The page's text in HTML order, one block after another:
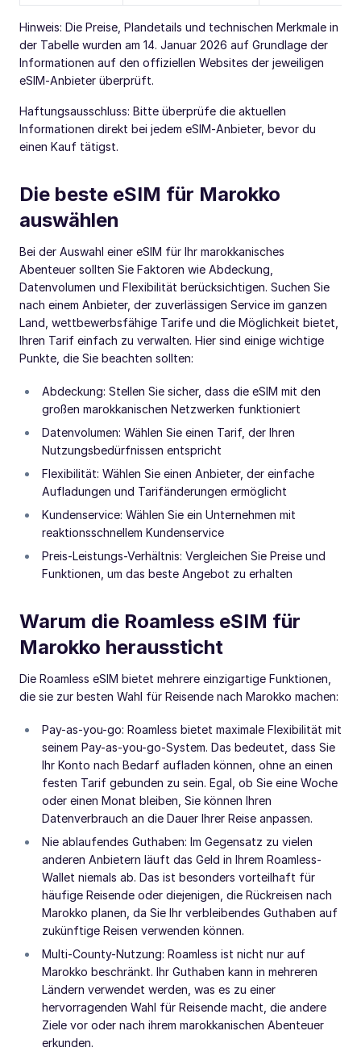
Hinweis: Die Preise, Plandetails und technischen Merkmale in
der Tabelle wurden am 14. Januar 2026 auf Grundlage der
Informationen auf den offiziellen Websites der jeweiligen
eSIM‑Anbieter überprüft.
Haftungsausschluss: Bitte überprüfe die aktuellen
Informationen direkt bei jedem eSIM‑Anbieter, bevor du
einen Kauf tätigst.
Die beste eSIM für Marokko
auswählen
Bei der Auswahl einer eSIM für Ihr marokkanisches
Abenteuer sollten Sie Faktoren wie Abdeckung,
Datenvolumen und Flexibilität berücksichtigen. Suchen Sie
nach einem Anbieter, der zuverlässigen Service im ganzen
Land, wettbewerbsfähige Tarife und die Möglichkeit bietet,
Ihren Tarif einfach zu verwalten. Hier sind einige wichtige
Punkte, die Sie beachten sollten:
Abdeckung: Stellen Sie sicher, dass die eSIM mit den
großen marokkanischen Netzwerken funktioniert
Datenvolumen: Wählen Sie einen Tarif, der Ihren
Nutzungsbedürfnissen entspricht
Flexibilität: Wählen Sie einen Anbieter, der einfache
Aufladungen und Tarifänderungen ermöglicht
Kundenservice: Wählen Sie ein Unternehmen mit
reaktionsschnellem Kundenservice
Preis-Leistungs-Verhältnis: Vergleichen Sie Preise und
Funktionen, um das beste Angebot zu erhalten
Warum die Roamless eSIM für
Marokko heraussticht
Die Roamless eSIM bietet mehrere einzigartige Funktionen,
die sie zur besten Wahl für Reisende nach Marokko machen:
Pay-as-you-go: Roamless bietet maximale Flexibilität mit
seinem Pay-as-you-go-System. Das bedeutet, dass Sie
Ihr Konto nach Bedarf aufladen können, ohne an einen
festen Tarif gebunden zu sein. Egal, ob Sie eine Woche
oder einen Monat bleiben, Sie können Ihren
Datenverbrauch an die Dauer Ihrer Reise anpassen.
Nie ablaufendes Guthaben: Im Gegensatz zu vielen
anderen Anbietern läuft das Geld in Ihrem Roamless-
Wallet niemals ab. Das ist besonders vorteilhaft für
häufige Reisende oder diejenigen, die Rückreisen nach
Marokko planen, da Sie Ihr verbleibendes Guthaben auf
zukünftige Reisen verwenden können.
Multi-County-Nutzung: Roamless ist nicht nur auf
Marokko beschränkt. Ihr Guthaben kann in mehreren
Ländern verwendet werden, was es zu einer
hervorragenden Wahl für Reisende macht, die andere
Ziele vor oder nach ihrem marokkanischen Abenteuer
erkunden.